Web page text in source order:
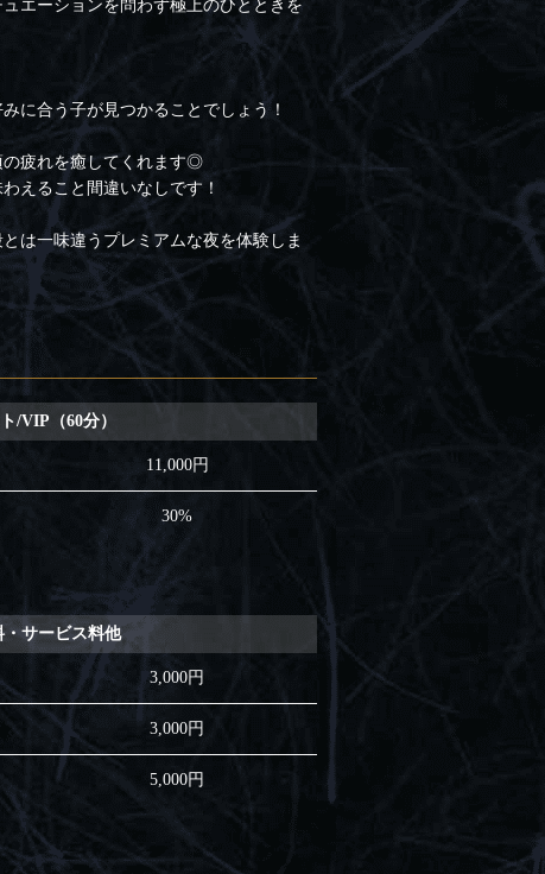
エーションを問わず極上のひとときを
に合う子が見つかることでしょう！
の疲れを癒してくれます◎
えること間違いなしです！
は一味違うプレミアムな夜を体験しま
/VIP（60分）
11,000円
30%
・サービス料他
3,000円
3,000円
5,000円